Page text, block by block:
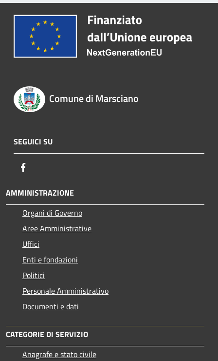
Comune di Marsciano
SEGUICI SU
AMMINISTRAZIONE
Organi di Governo
Aree Amministrative
Uffici
Enti e fondazioni
Politici
Personale Amministrativo
Documenti e dati
CATEGORIE DI SERVIZIO
Anagrafe e stato civile